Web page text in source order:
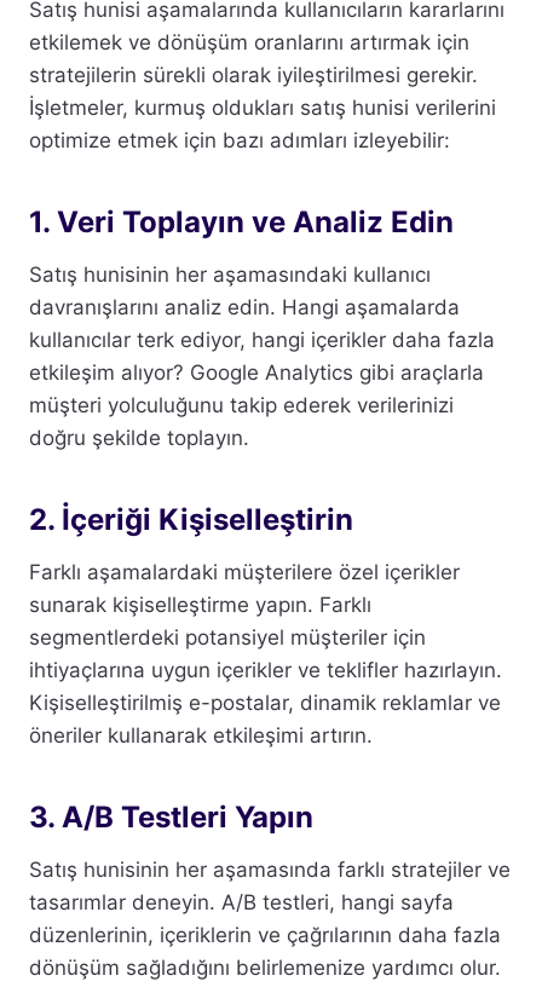
Satış hunisi aşamalarında kullanıcıların kararlarını
etkilemek ve dönüşüm oranlarını artırmak için
stratejilerin sürekli olarak iyileştirilmesi gerekir.
İşletmeler, kurmuş oldukları satış hunisi verilerini
optimize etmek için bazı adımları izleyebilir:
1. Veri Toplayın ve Analiz Edin
Satış hunisinin her aşamasındaki kullanıcı
davranışlarını analiz edin. Hangi aşamalarda
kullanıcılar terk ediyor, hangi içerikler daha fazla
etkileşim alıyor? Google Analytics gibi araçlarla
müşteri yolculuğunu takip ederek verilerinizi
doğru şekilde toplayın.
2. İçeriği Kişiselleştirin
Farklı aşamalardaki müşterilere özel içerikler
sunarak kişiselleştirme yapın. Farklı
segmentlerdeki potansiyel müşteriler için
ihtiyaçlarına uygun içerikler ve teklifler hazırlayın.
Kişiselleştirilmiş e-postalar, dinamik reklamlar ve
öneriler kullanarak etkileşimi artırın.
3. A/B Testleri Yapın
Satış hunisinin her aşamasında farklı stratejiler ve
tasarımlar deneyin. A/B testleri, hangi sayfa
düzenlerinin, içeriklerin ve çağrılarının daha fazla
dönüşüm sağladığını belirlemenize yardımcı olur.